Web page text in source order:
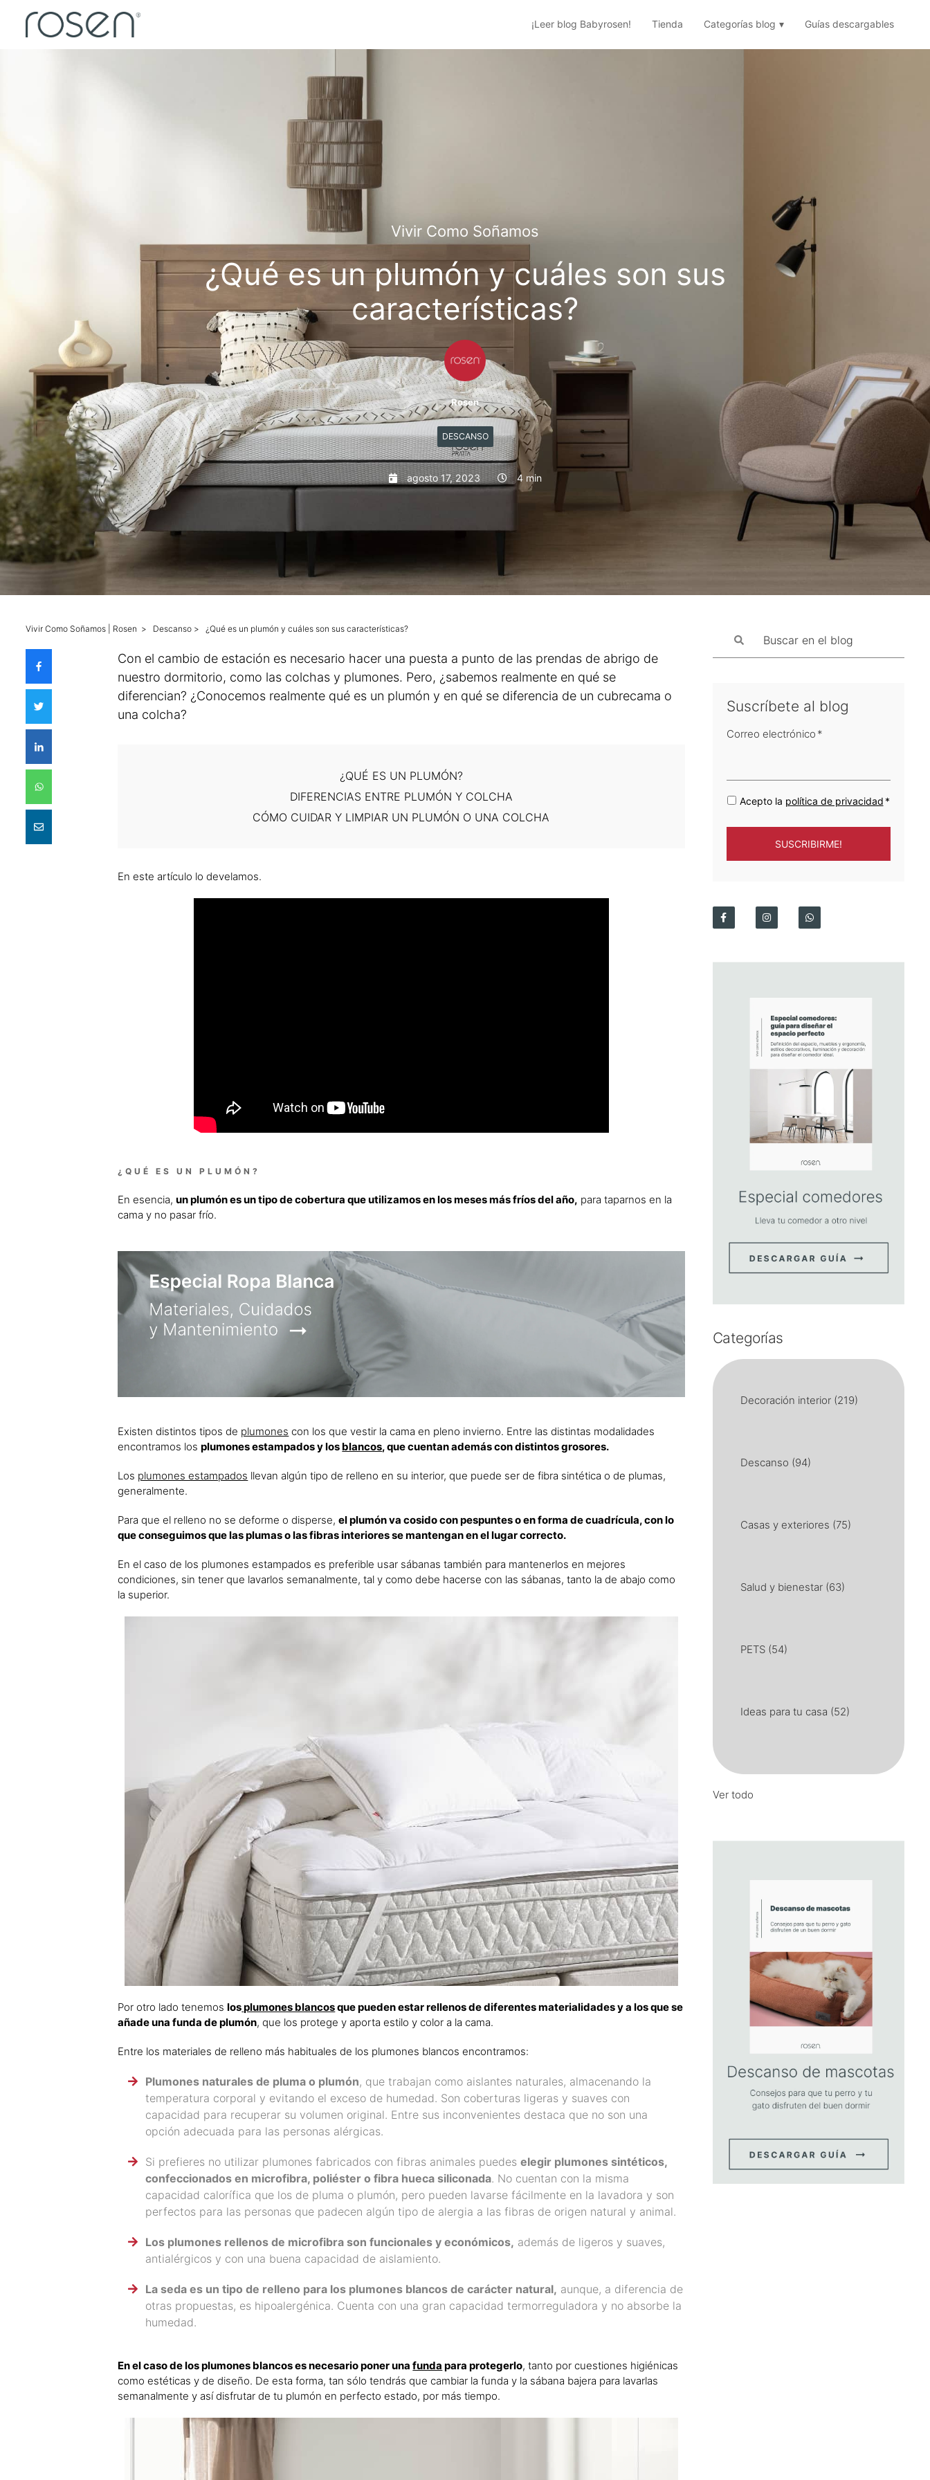
¡Leer blog Babyrosen! Tienda Categorías blog Guías descargables
Vivir Como Soñamos
¿Qué es un plumón y cuáles son sus
características?
Rosen
DESCANSO
agosto 17, 2023 4 min
Vivir Como Soñamos | Rosen > Descanso > ¿Qué es un plumón y cuáles son sus características?
Con el cambio de estación es necesario hacer una puesta a punto de las prendas de abrigo de
nuestro dormitorio, como las colchas y plumones. Pero, ¿sabemos realmente en qué se
diferencian? ¿Conocemos realmente qué es un plumón y en qué se diferencia de un cubrecama o
una colcha?
¿QUÉ ES UN PLUMÓN?
DIFERENCIAS ENTRE PLUMÓN Y COLCHA
CÓMO CUIDAR Y LIMPIAR UN PLUMÓN O UNA COLCHA
En este artículo lo develamos.
¿QUÉ ES UN PLUMÓN?
En esencia,un plumón es un tipo de cobertura que utilizamos en los meses más fríos del año, para taparnos en la
cama y no pasar frío.
Existen distintos tipos de plumones con los que vestir la cama en pleno invierno. Entre las distintas modalidades
encontramos losplumones estampados y los blancos, que cuentan además con distintos grosores.
Los plumones estampados llevan algún tipo de relleno en su interior, que puede ser de fibra sintética o de plumas,
generalmente.
Para que el relleno no se deforme o disperse,el plumón va cosido con pespuntes o en forma de cuadrícula, con lo
que conseguimos que las plumas o las fibras interiores se mantengan en el lugar correcto.
En el caso de los plumones estampados es preferible usar sábanas también para mantenerlos en mejores
condiciones, sin tener que lavarlos semanalmente, tal y como debe hacerse con las sábanas, tanto la de abajo como
la superior.
Por otro lado tenemoslosplumones blancosque pueden estar rellenos de diferentes materialidades y a los que se
añade una funda de plumón, que los protege y aporta estilo y color a la cama.
Entre los materiales de relleno más habituales de los plumones blancos encontramos:
Plumones naturales de pluma o plumón, que trabajan como aislantes naturales, almacenando la
temperatura corporal y evitando el exceso de humedad. Son coberturas ligeras y suaves con
capacidad para recuperar su volumen original. Entre sus inconvenientes destaca que no son una
opción adecuada para las personas alérgicas.
Si prefieres no utilizar plumones fabricados con fibras animales puedeselegir plumones sintéticos,
confeccionados en microfibra, poliéster o fibra hueca siliconada. No cuentan con la misma
capacidad calorífica que los de pluma o plumón, pero pueden lavarse fácilmente en la lavadora y son
perfectos para las personas que padecen algún tipo de alergia a las fibras de origen natural y animal.
Los plumones rellenos de microfibra son funcionales y económicos, además de ligeros y suaves,
antialérgicos y con una buena capacidad de aislamiento.
La seda es un tipo de relleno para los plumones blancos de carácter natural, aunque, a diferencia de
otras propuestas, es hipoalergénica. Cuenta con una gran capacidad termorreguladora y no absorbe la
humedad.
En el caso de los plumones blancos es necesario poner unafunda para protegerlo, tanto por cuestiones higiénicas
como estéticas y de diseño. De esta forma, tan sólo tendrás que cambiar la funda y la sábana bajera para lavarlas
semanalmente y así disfrutar de tu plumón en perfecto estado, por más tiempo.
Suscríbete al blog
Correo electrónico *
Acepto la política de privacidad *
Categorías
Decoración interior (219)
Descanso (94)
Casas y exteriores (75)
Salud y bienestar (63)
PETS (54)
Ideas para tu casa (52)
Ver todo